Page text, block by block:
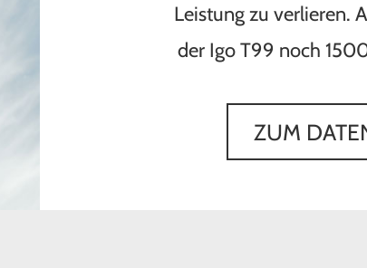
Leistung zu verlieren.
der Igo T99 noch
ZUM